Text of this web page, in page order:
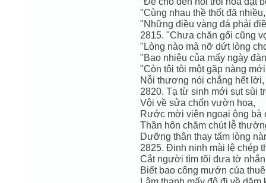
"Cùng nhau thề thốt đã nhiều,
"Những điều vàng đá phải
2815. "Chưa chăn gối cũng
"Lòng nào mà nỡ dứt lòng
"Bao nhiêu của mấy ngày
"Còn tôi tôi một gặp nàng
Nỗi thương nói chẳng hết lời,
2820. Tạ từ sinh mới sụt sùi
Vội về sửa chốn vườn hoa,
Rước mời viên ngoại ông bà
Thần hôn chăm chút lễ
Dưỡng thân thay tấm lòng
2825. Đinh ninh mài lệ chép
Cắt người tìm tõi đưa tờ
Biết bao công mướn của